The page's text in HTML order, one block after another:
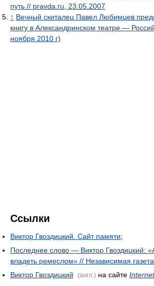
путь // pravda.ru, 23.05.2007
↑ Вечный скиталец Павел Любимцев
книгу в Александринском театре —
ноября 2010 г)
Ссылки
Виктор Гвоздицкий. Сайт памяти;
Последнее слово — Виктор Гвоздицкий:
владеть ремеслом» // Независимая
Виктор Гвоздицкий
(англ.) на сайте